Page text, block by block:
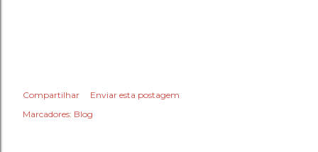
Compartilhar
Enviar esta postagem
Marcadores: Blog